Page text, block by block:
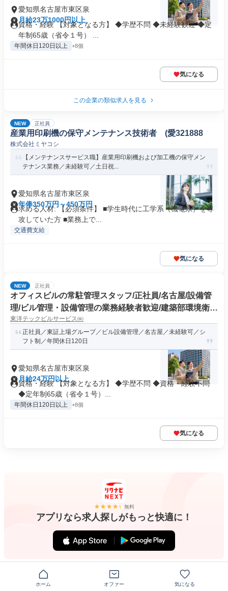
愛知県名古屋市東区泉
月給23万1000円以上
資格・経験 【対象となる方】 ◆学歴不問 ◆未経験歓迎 ◆定
年制65歳（省令１号） ...
年間休日120日以上 +8個
気になる
この企業の類似求人を見る
NEW 正社員
産業用印刷機の保守メンテナンス技術者 (愛321888
株式会社ミヤコシ
【メンテナンスサービス職】産業用印刷機および加工機の保守メン
テナンス業務／未経験可／⼟⽇祝...
愛知県名古屋市東区泉
年俸350万円～450万円
求める人材: 【必須条件】 ■学生時代に工学系（機電系）を専
攻していた方 ■業務上で...
交通費支給
気になる
NEW 正社員
オフィスビルの常駐管理スタッフ/正社員/名古屋/設備管
理/ビル管理・設備管理の業務経験者歓迎/建築部環境衛生
管理技術者/・電気工事士の有資格者優遇/未経験OK/ブラ
ンクOK/資格不問/要普通運転免許/東証上場グループ企業/
当務あり/年間休日120日/資格取得祝金
東洋テックビルサービス㈱
正社員／東証上場グループ／ビル設備管理／名古屋／未経験可／シ
フト制／年間休日120日
愛知県名古屋市東区泉
月給24万円以上
資格・経験 【対象となる方】 ◆学歴不問 ◆資格・経験不問
◆定年制65歳（省令１号）...
年間休日120日以上 +8個
気になる
無料
アプリなら求人探しがもっと快適に！
東区（名古屋市）、整備・修理の求人一覧から
ホーム オファー 気になる